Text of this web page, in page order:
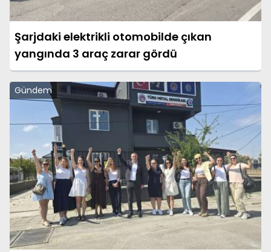
Şarjdaki elektrikli otomobilde çıkan
yangında 3 araç zarar gördü
Gündem